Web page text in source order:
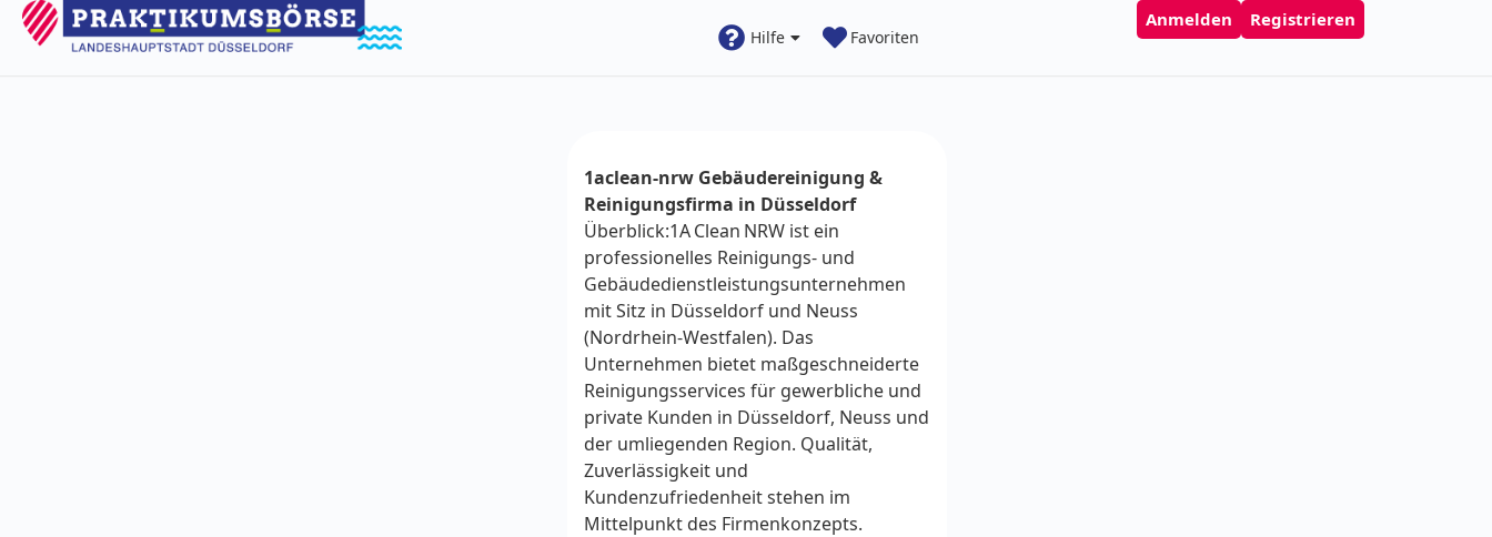
Hilfe Favoriten
Anmelden Registrieren
1aclean-nrw Gebäudereinigung &
Reinigungsfirma in Düsseldorf
Überblick:1A Clean NRW ist ein
professionelles Reinigungs‑ und
Gebäudedienstleistungsunternehmen
mit Sitz in Düsseldorf und Neuss
(Nordrhein‑Westfalen). Das
Unternehmen bietet maßgeschneiderte
Reinigungsservices für gewerbliche und
private Kunden in Düsseldorf, Neuss und
der umliegenden Region. Qualität,
Zuverlässigkeit und
Kundenzufriedenheit stehen im
Mittelpunkt des Firmenkonzepts.